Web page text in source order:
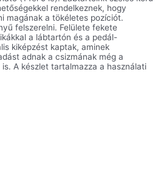
rendelkeznek, hogy
magának a tökéletes pozíciót.
felszerelni. Felülete fekete
a lábtartón és a pedál-
kiképzést kaptak, aminek
adnak a csizmának még a
A készlet tartalmazza a használati